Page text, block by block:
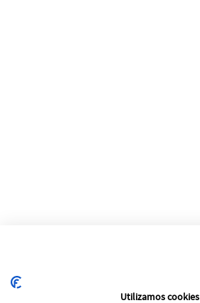
Utilizamos cookies